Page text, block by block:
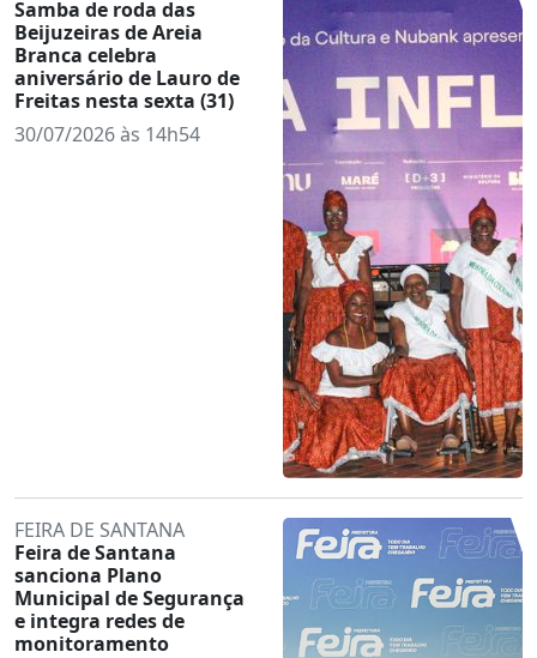
Samba de roda das
Beijuzeiras de Areia
Branca celebra
aniversário de Lauro de
Freitas nesta sexta (31)
30/07/2026 às 14h54
FEIRA DE SANTANA
Feira de Santana
sanciona Plano
Municipal de Segurança
e integra redes de
monitoramento